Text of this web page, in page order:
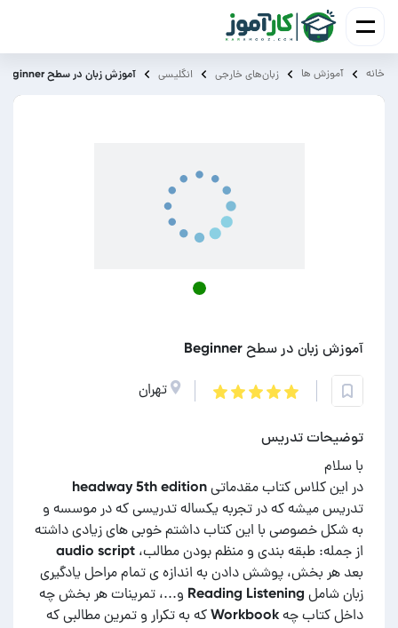
خانه آموزش ‌ها زبان‌های خارجی انگلیسی آموزش زبان در سطح Beginner
آموزش زبان در سطح Beginner
تهران
توضیحات تدریس
در این کلاس کتاب مقدماتی headway 5th edition
تدریس میشه که در تجربه یکساله تدریسی که در موسسه و
به شکل خصوصی با این کتاب داشتم خوبی های زیادی داشته
از جمله: طبقه بندی و منظم بودن مطالب، audio script
بعد هر بخش، پوشش دادن به اندازه ی تمام مراحل یادگیری
زبان شامل Reading Listening و...، تمرینات هر بخش چه
داخل کتاب چه Workbook که به تکرار و تمرین مطالبی که